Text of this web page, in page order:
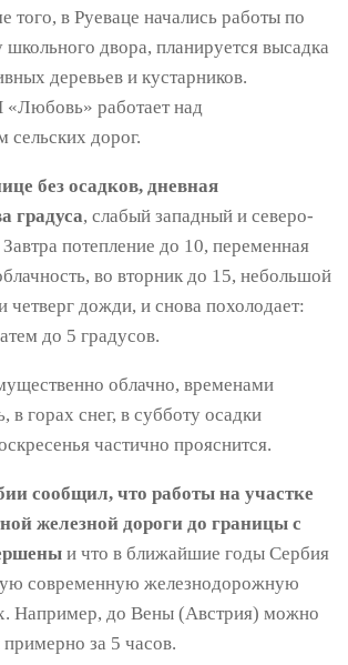
того, в Руеваце начались работы по
школьного двора, планируется высадка
деревьев и кустарников.
работает над
сельских дорог.
без осадков, дневная
градуса, слабый западный и северо-
потепление до 10, переменная
во вторник до 15, небольшой
четверг дожди, и снова похолодает:
до 5 градусов.
облачно, временами
горах снег, в субботу осадки
частично прояснится.
сообщил, что работы на участке
железной дороги до границы с
и что в ближайшие годы Сербия
современную железнодорожную
Например, до Вены (Австрия) можно
примерно за 5 часов.